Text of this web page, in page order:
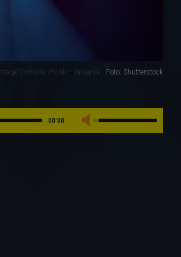
Dominiki Płonki - zaślepka Foto: Shutterstock
00:00